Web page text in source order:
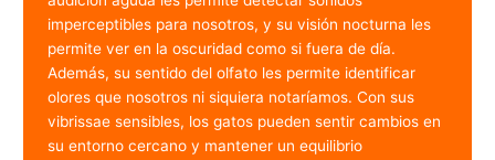
imperceptibles para nosotros, y su visión nocturna les
permite ver en la oscuridad como si fuera de día.
Además, su sentido del olfato les permite identificar
olores que nosotros ni siquiera notaríamos. Con sus
vibrissae sensibles, los gatos pueden sentir cambios en
su entorno cercano y mantener un equilibrio